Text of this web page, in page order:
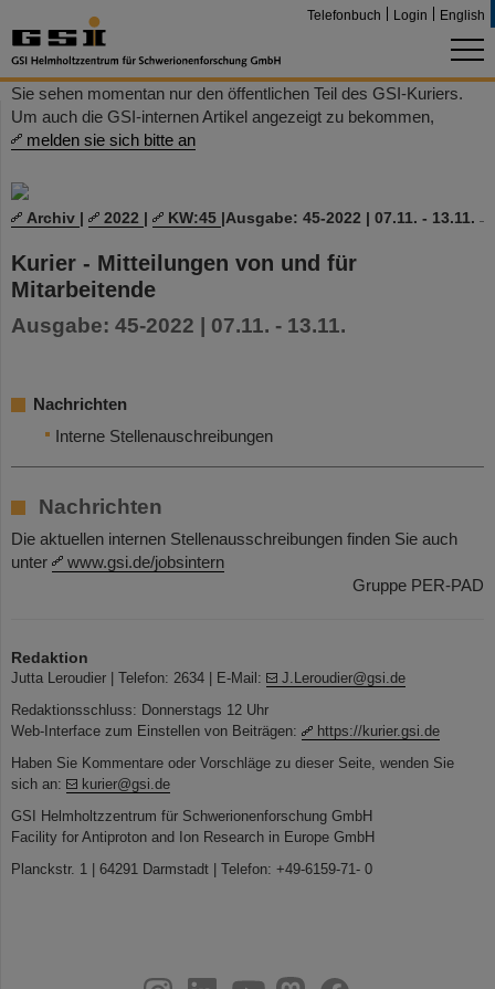
Telefonbuch Login English
Sie sehen momentan nur den öffentlichen Teil des GSI-Kuriers.
Um auch die GSI-internen Artikel angezeigt zu bekommen,
melden sie sich bitte an
Archiv | 2022 | KW:45 |Ausgabe: 45-2022 | 07.11. - 13.11.
Kurier - Mitteilungen von und für
Mitarbeitende
Ausgabe: 45-2022 | 07.11. - 13.11.
Nachrichten
Interne Stellenauschreibungen
Nachrichten
Die aktuellen internen Stellenausschreibungen finden Sie auch
unter
www.gsi.de/jobsintern
Gruppe PER-PAD
Redaktion
Jutta Leroudier | Telefon: 2634 | E-Mail:
J.Leroudier@gsi.de
Redaktionsschluss: Donnerstags 12 Uhr
Web-Interface zum Einstellen von Beiträgen:
https://kurier.gsi.de
Haben Sie Kommentare oder Vorschläge zu dieser Seite, wenden Sie
sich an:
kurier@gsi.de
GSI Helmholtzzentrum für Schwerionenforschung GmbH
Facility for Antiproton and Ion Research in Europe GmbH
Planckstr. 1 | 64291 Darmstadt | Telefon: +49-6159-71- 0